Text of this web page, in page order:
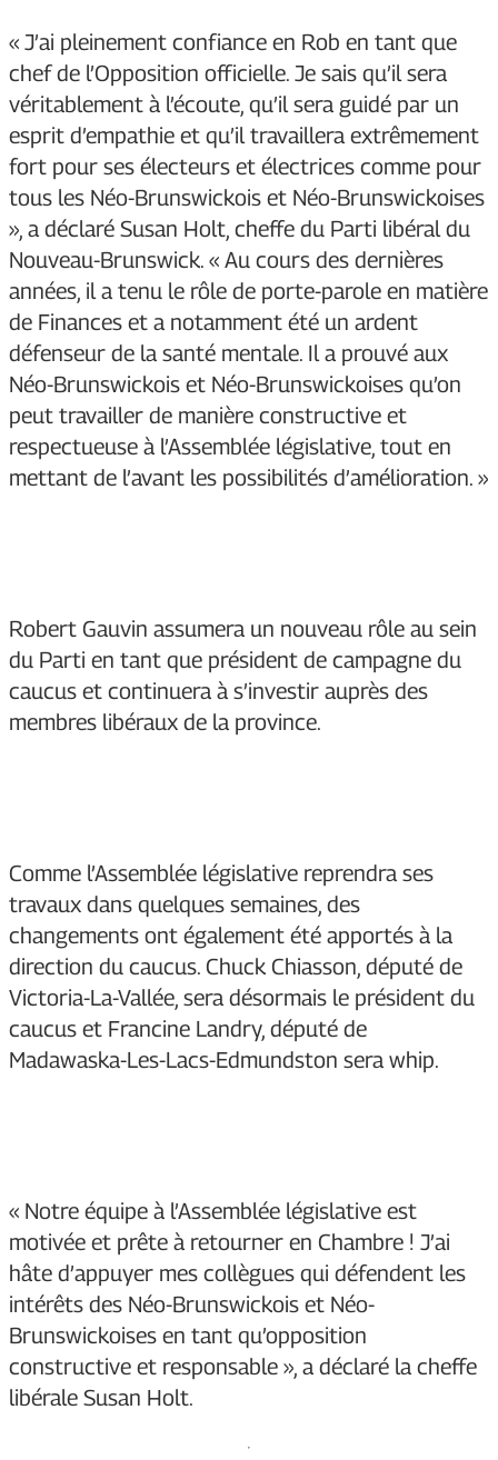
« J’ai pleinement confiance en Rob en tant que
chef de l’Opposition officielle. Je sais qu’il sera
véritablement à l’écoute, qu’il sera guidé par un
esprit d’empathie et qu’il travaillera extrêmement
fort pour ses électeurs et électrices comme pour
tous les Néo-Brunswickois et Néo-Brunswickoises
», a déclaré Susan Holt, cheffe du Parti libéral du
Nouveau-Brunswick. « Au cours des dernières
années, il a tenu le rôle de porte-parole en matière
de Finances et a notamment été un ardent
défenseur de la santé mentale. Il a prouvé aux
Néo-Brunswickois et Néo-Brunswickoises qu’on
peut travailler de manière constructive et
respectueuse à l’Assemblée législative, tout en
mettant de l’avant les possibilités d’amélioration. »
Robert Gauvin assumera un nouveau rôle au sein
du Parti en tant que président de campagne du
caucus et continuera à s’investir auprès des
membres libéraux de la province.
Comme l’Assemblée législative reprendra ses
travaux dans quelques semaines, des
changements ont également été apportés à la
direction du caucus. Chuck Chiasson, député de
Victoria-La-Vallée, sera désormais le président du
caucus et Francine Landry, député de
Madawaska-Les-Lacs-Edmundston sera whip.
« Notre équipe à l’Assemblée législative est
motivée et prête à retourner en Chambre ! J’ai
hâte d’appuyer mes collègues qui défendent les
intérêts des Néo-Brunswickois et Néo-
Brunswickoises en tant qu’opposition
constructive et responsable », a déclaré la cheffe
libérale Susan Holt.